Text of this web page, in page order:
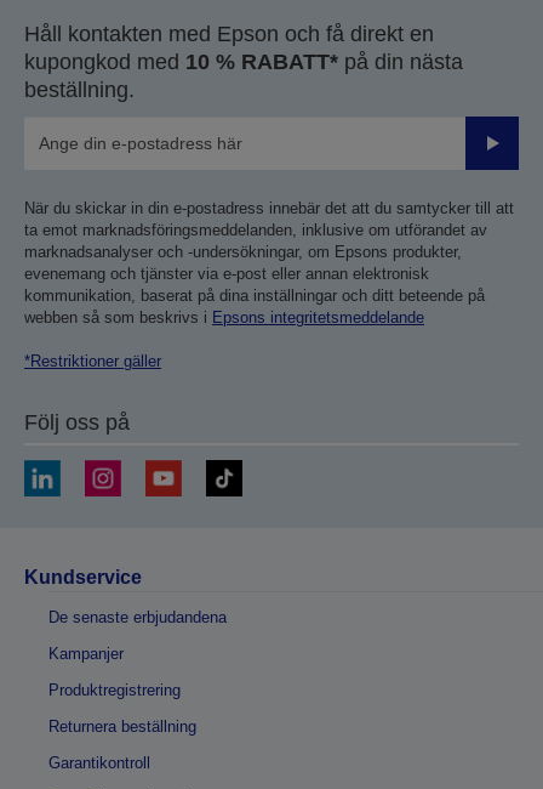
Håll kontakten med Epson och få direkt en
kupongkod med 10 % RABATT* på din nästa
beställning.
Skicka
När du skickar in din e-postadress innebär det att du samtycker till att
ta emot marknadsföringsmeddelanden, inklusive om utförandet av
marknadsanalyser och -undersökningar, om Epsons produkter,
evenemang och tjänster via e-post eller annan elektronisk
kommunikation, baserat på dina inställningar och ditt beteende på
webben så som beskrivs i Epsons integritetsmeddelande
*Restriktioner gäller
Följ oss på
Kundservice
De senaste erbjudandena
Kampanjer
Produktregistrering
Returnera beställning
Garantikontroll